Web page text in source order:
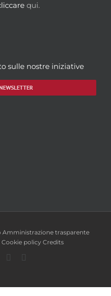
qui.
sulle nostre iniziative
Amministrazione trasparente
Cookie policy Credits
TwitterYouTube